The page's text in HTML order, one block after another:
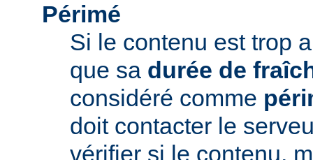
Périmé
Si le contenu est trop
que sa durée de
considéré comme
doit contacter le
vérifier si le contenu,